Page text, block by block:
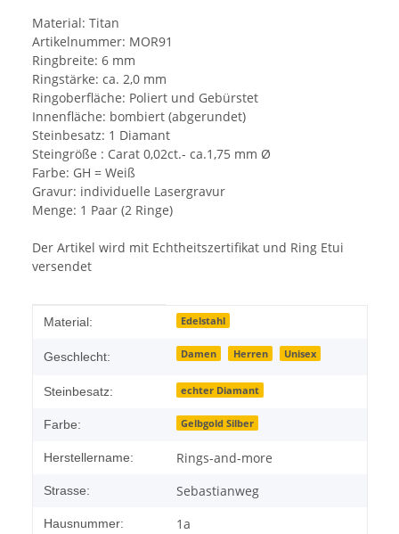
Material: Titan
Artikelnummer: MOR91
Ringbreite: 6 mm
Ringstärke: ca. 2,0 mm
Ringoberfläche: Poliert und Gebürstet
Innenfläche: bombiert (abgerundet)
Steinbesatz: 1 Diamant
Steingröße : Carat 0,02ct.- ca.1,75 mm Ø
Farbe: GH = Weiß
Gravur: individuelle Lasergravur
Menge: 1 Paar (2 Ringe)
Der Artikel wird mit Echtheitszertifikat und Ring Etui
versendet
Produkteigenschaft
Wert
Material: Edelstahl
Geschlecht: Damen Herren Unisex
Steinbesatz: echter Diamant
Farbe: Gelbgold Silber
Herstellername: Rings-and-more
Strasse: Sebastianweg
Hausnummer: 1a